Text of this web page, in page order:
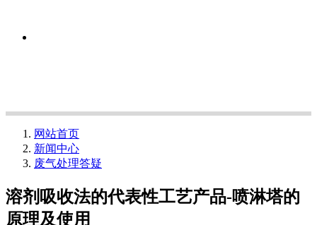
网站首页
新闻中心
废气处理答疑
溶剂吸收法的代表性工艺产品-喷淋塔的
原理及使用